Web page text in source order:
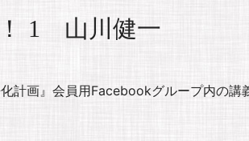
1 山川健一
計画』会員用Facebookグループ内の講